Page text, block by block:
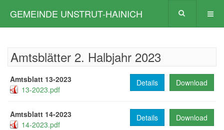
GEMEINDE UNSTRUT-HAINICH
Amtsblätter 2. Halbjahr 2023
Amtsblatt 13-2023
13-2023.pdf
Download
Details
Amtsblatt 14-2023
14-2023.pdf
Download
Details